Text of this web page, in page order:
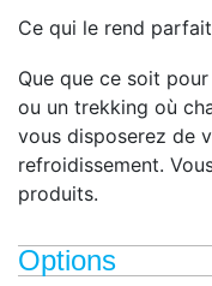
Ce qui le rend
Que que ce soit
ou un trekking où
vous disposerez de
refroidissement.
produits.
Options